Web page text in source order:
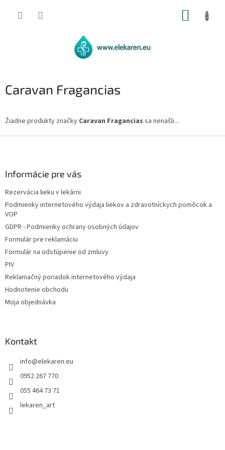
Caravan Fragancias
Žiadne produkty značky Caravan Fragancias sa nenašli...
Informácie pre vás
Rezervácia lieku v lekárni
Podmienky internetového výdaja liekov a zdravotníckych pomôcok a
VOP
GDPR - Podmienky ochrany osobných údajov
Formulár pre reklamáciu
Formulár na odstúpenie od zmluvy
PIV
Reklamačný poriadok internetového výdaja
Hodnotenie obchodu
Moja objednávka
Kontakt
info@elekaren.eu
0952 267 770
055 464 73 71
lekaren_art